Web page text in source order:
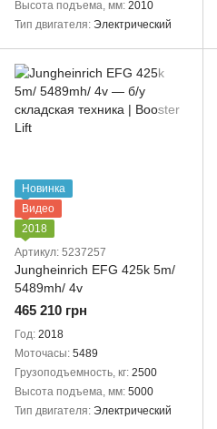
Высота подъема, мм 2010
Тип двигателя Электрический
Новинка
Видео
2018
Артикул: 5237257
Jungheinrich EFG 425k 5m/
5489mh/ 4v
465 210 грн
Год 2018
Моточасы 5489
Грузоподъемность, кг 2500
Высота подъема, мм 5000
Тип двигателя Электрический